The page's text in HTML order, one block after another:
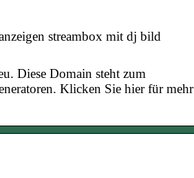
streambox mit dj bild
Diese Domain steht zum
Klicken Sie hier für mehr